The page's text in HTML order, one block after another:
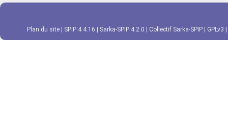
Plan du site SPIP 4.4.16 Sarka-SPIP 4.2.0 Collectif Sarka-SPIP GPLv3